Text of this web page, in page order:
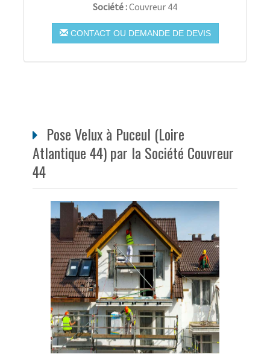
Société :Couvreur 44
CONTACT OU DEMANDE DE DEVIS
Pose Velux à Puceul (Loire
Atlantique 44) par la Société Couvreur
44